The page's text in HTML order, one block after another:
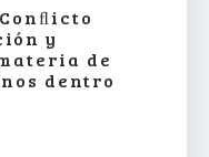
y
de
dentro